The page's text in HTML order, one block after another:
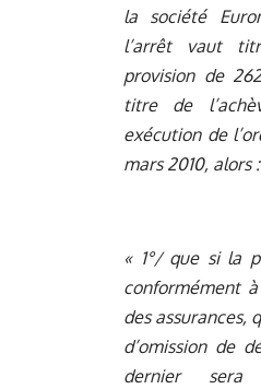
la société
l’arrêt vaut
provision de
titre de
exécution de
mars 2010, alors :
« 1°/ que si la
conformément à
des assurances,
d’omission de
dernier sera